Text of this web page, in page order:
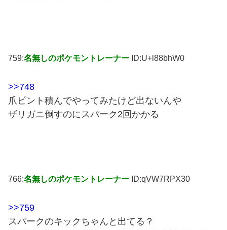
759:名無しのポケモントレーナー ID:U+l88bhW0
>>748
爪ピント積んでやってみたけど出ないんや
ザリガニ倒すのにスパーク2回かかる
766:名無しのポケモントレーナー ID:qVW7RPX30
>>759
スパークのキックちゃんと出てる？